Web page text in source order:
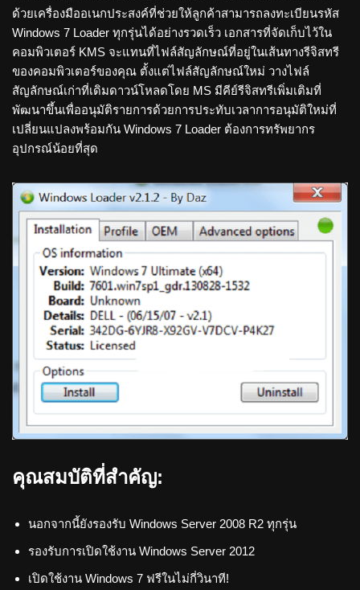
ด้วยเครื่องมืออเนกประสงค์ที่ช่วยให้ลูกค้าสามารถลงทะเบียนรหัส
Windows 7 Loader ทุกรุ่นได้อย่างรวดเร็ว เอกสารที่จัดเก็บไว้ใน
คอมพิวเตอร์ KMS จะแทนที่ไฟล์สัญลักษณ์ที่อยู่ในเส้นทางรีจิสทรี
ของคอมพิวเตอร์ของคุณ ตั้งแต่ไฟล์สัญลักษณ์ใหม่ วางไฟล์
สัญลักษณ์เก่าที่เดิมดาวน์โหลดโดย MS มีคีย์รีจิสทรีเพิ่มเติมที่
พัฒนาขึ้นเพื่ออนุมัติรายการด้วยการประทับเวลาการอนุมัติใหม่ที่
เปลี่ยนแปลงพร้อมกัน Windows 7 Loader ต้องการทรัพยากร
อุปกรณ์น้อยที่สุด
คุณสมบัติที่สำคัญ:
นอกจากนี้ยังรองรับ Windows Server 2008 R2 ทุกรุ่น
รองรับการเปิดใช้งาน Windows Server 2012
เปิดใช้งาน Windows 7 ฟรีในไม่กี่วินาที!